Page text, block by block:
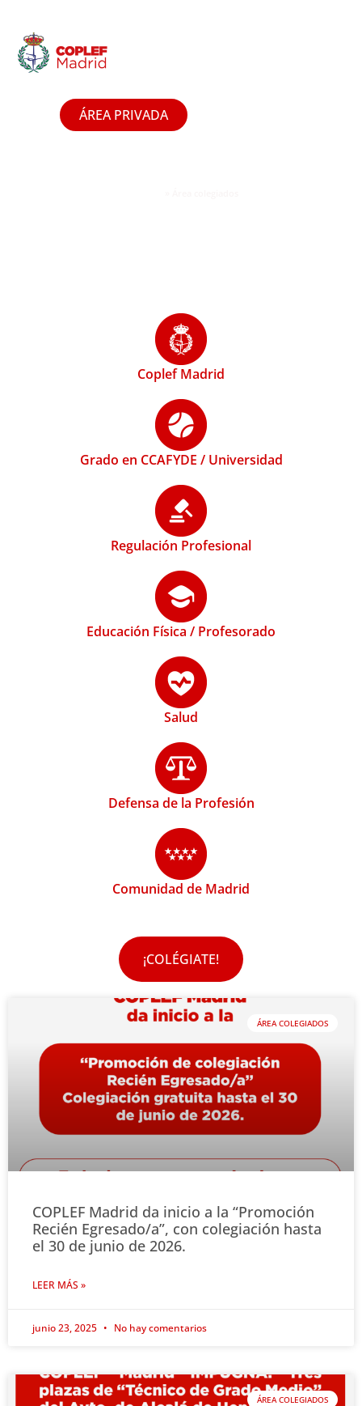
ÁREA PRIVADA
Coplef Madrid
Grado en CCAFYDE / Universidad
Regulación Profesional
Educación Física / Profesorado
Salud
Defensa de la Profesión
Comunidad de Madrid
¡COLÉGIATE!
ÁREA COLEGIADOS
COPLEF Madrid da inicio a la “Promoción
Recién Egresado/a”, con colegiación hasta
el 30 de junio de 2026.
LEER MÁS »
junio 23, 2025 No hay comentarios
ÁREA COLEGIADOS